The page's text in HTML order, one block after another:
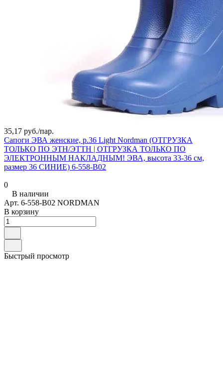
35,17 руб./пар.
Сапоги ЭВА женские, р.36 Light Nordman (ОТГРУЗКА
ТОЛЬКО ПО ЭТН/ЭТТН | ОТГРУЗКА ТОЛЬКО ПО
ЭЛЕКТРОННЫМ НАКЛАДНЫМ! ЭВА, высота 33-36 см,
размер 36 СИНИЕ) 6-558-B02
0
В наличии
Арт. 6-558-B02 NORDMAN
В корзину
Быстрый просмотр